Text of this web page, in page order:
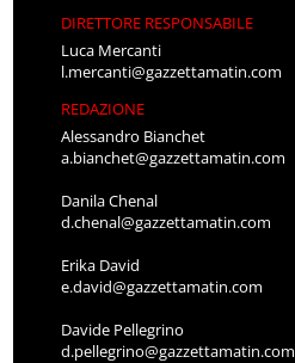
DIRETTORE RESPONSABILE
Luca Mercanti
l.mercanti@gazzettamatin.com
REDAZIONE
Alessandro Bianchet
a.bianchet@gazzettamatin.com
Danila Chenal
d.chenal@gazzettamatin.com
Erika David
e.david@gazzettamatin.com
Davide Pellegrino
d.pellegrino@gazzettamatin.com